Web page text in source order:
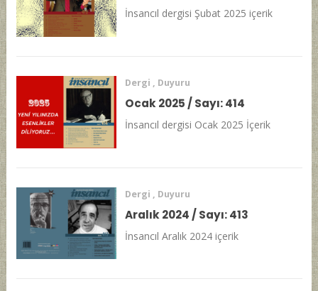
İnsancıl dergisi Şubat 2025 içerik
Dergi , Duyuru
Ocak 2025 / Sayı: 414
İnsancıl dergisi Ocak 2025 İçerik
Dergi , Duyuru
Aralık 2024 / Sayı: 413
İnsancıl Aralık 2024 içerik